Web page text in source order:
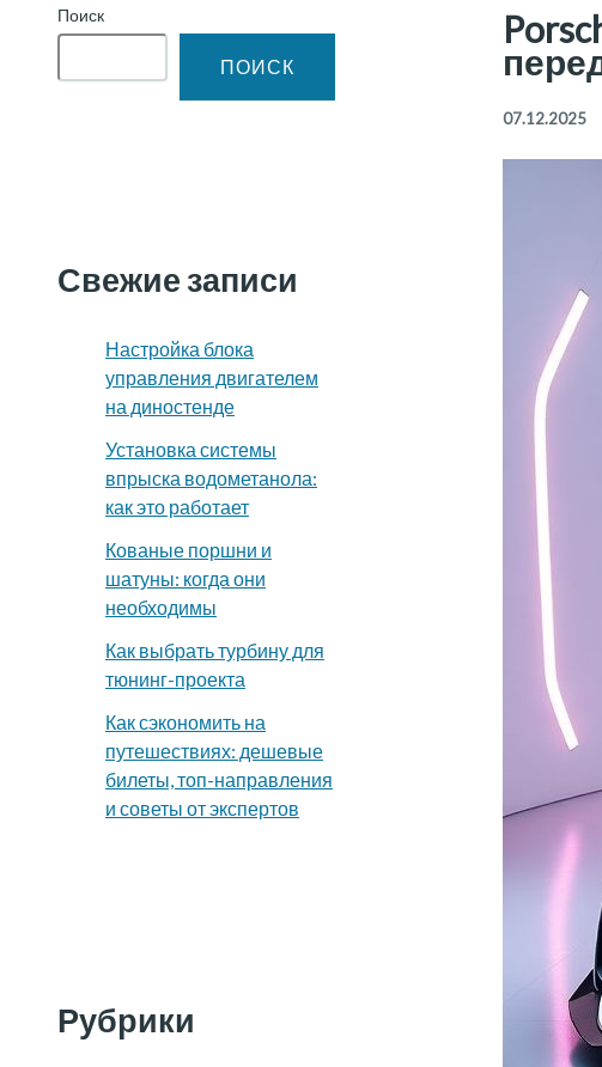
Поиск
ПОИСК
Свежие записи
Настройка блока
управления двигателем
на диностенде
Установка системы
впрыска водометанола:
как это работает
Кованые поршни и
шатуны: когда они
необходимы
Как выбрать турбину для
тюнинг-проекта
Как сэкономить на
путешествиях: дешевые
билеты, топ-направления
и советы от экспертов
Рубрики
07.12.2025